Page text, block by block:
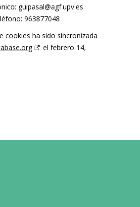
se.vpu.fga@lasapiug
963877048
cookies ha sido sincronizada
el febrero 14,